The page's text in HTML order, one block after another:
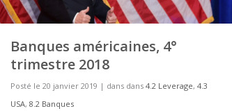
Banques américaines, 4°
trimestre 2018
Posté le 20 janvier 2019 | dans dans 4.2 Leverage, 4.3
USA, 8.2 Banques